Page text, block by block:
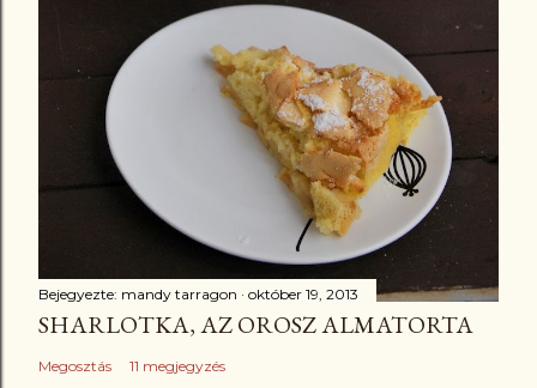
Bejegyezte: mandy tarragon október 19, 2013
SHARLOTKA, AZ OROSZ ALMATORTA
Megosztás 11 megjegyzés